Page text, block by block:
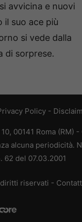
avvicina e nuovi
il suo ace più
si vede dalla
di sorprese.
Policy -
00141 Roma (RM)
alcuna
62 del 07.03.2001
riservati -